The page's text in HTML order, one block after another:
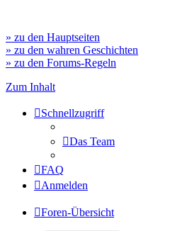
» zu den Hauptseiten
» zu den wahren Geschichten
» zu den Forums-Regeln
Zum Inhalt
Schnellzugriff
Das Team
FAQ
Anmelden
Foren-Übersicht